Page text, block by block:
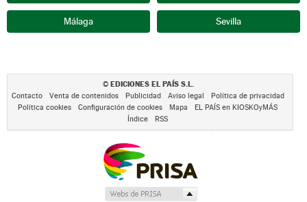
Málaga Sevilla
© EDICIONES EL PAÍS S.L.
Contacto Venta de contenidos Publicidad Aviso legal
Política de privacidad
Política cookies
Configuración de cookies Mapa
EL PAÍS en KIOSKOyMÁS
Índice
RSS